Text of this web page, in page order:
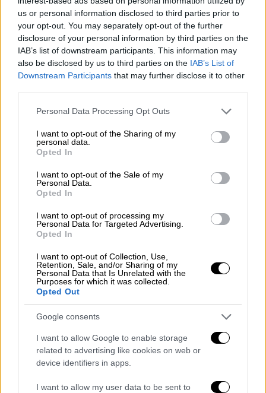
us or personal information disclosed to third parties prior to
your opt-out. You may separately opt-out of the further
disclosure of your personal information by third parties on the
IAB’s list of downstream participants. This information may
also be disclosed by us to third parties on the IAB’s List of
Downstream Participants that may further disclose it to other
Please note that this website/app uses one or more Google
not limited to your visit or usage behaviour. You may click to
grant or deny consent to Google and its third-party tags to
use your data for below specified purposes in below Google
consent section.
Personal Data Processing Opt Outs
I want to opt-out of the Sharing of my
personal data.
Opted In
I want to opt-out of the Sale of my
Personal Data.
Opted In
I want to opt-out of processing my
Personal Data for Targeted Advertising.
Opted In
I want to opt-out of Collection, Use,
Retention, Sale, and/or Sharing of my
Personal Data that Is Unrelated with the
Purposes for which it was collected.
Opted Out
Google consents
I want to allow Google to enable storage
related to advertising like cookies on web or
device identifiers in apps.
I want to allow my user data to be sent to
Κόσμος|14.11.2025 23:03
Αγγλία: Στη φυλακή οδηγήθηκε ένας
Το διάσημο έργο αποτιμάται στα 305.000
ευρώ και είναι από τα γνωστότερα του
μυστηριώδους καλλιτέχνη